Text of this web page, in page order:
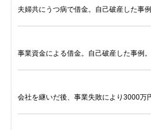
夫婦共にうつ病で借金。自己破産した事例
事業資金による借金。自己破産した事例。
会社を継いだ後、事業失敗により3000万